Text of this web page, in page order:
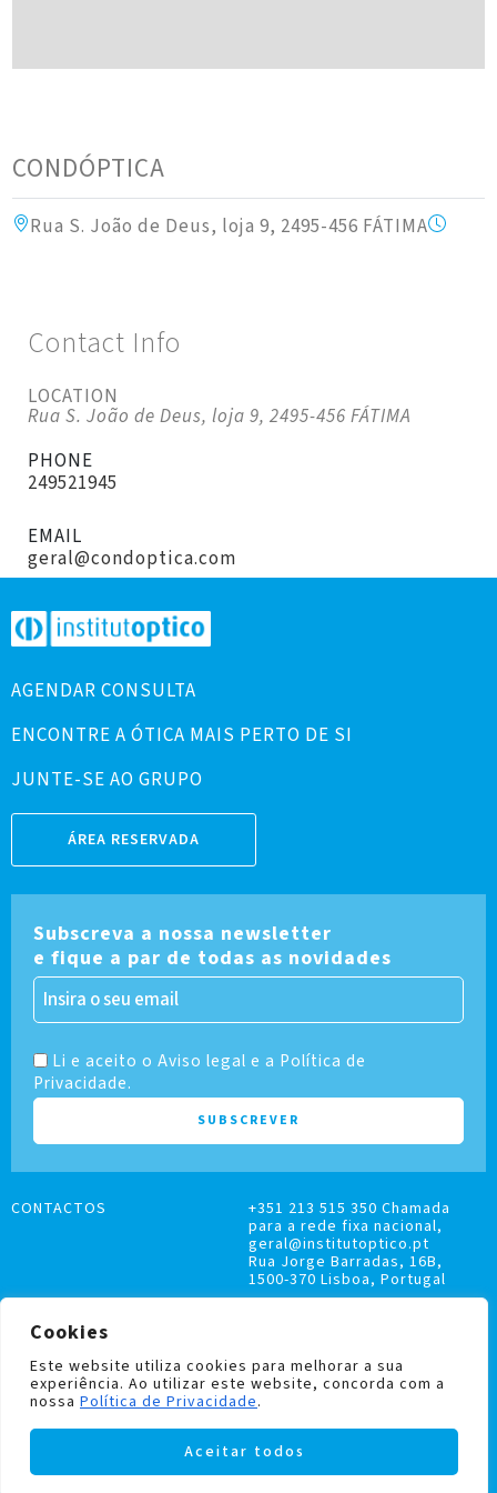
Cookies
Este website utiliza cookies para melhorar a sua
experiência. Ao utilizar este website, concorda com a
nossa Política de Privacidade.
Aceitar todos
CONDÓPTICA
Rua S. João de Deus, loja 9, 2495-456 FÁTIMA
Contact Info
LOCATION
Rua S. João de Deus, loja 9, 2495-456 FÁTIMA
PHONE
249521945
EMAIL
geral@condoptica.com
AGENDAR CONSULTA
ENCONTRE A ÓTICA MAIS PERTO DE SI
JUNTE-SE AO GRUPO
ÁREA RESERVADA
Subscreva a nossa newsletter
e fique a par de todas as novidades
Li e aceito o Aviso legal e a Política de
Privacidade.
LIVRO DE RECLAMAÇÕES
POLÍTICA DE PRIVACIDADE E COOKIES
CONTACTOS
+351 213 515 350 Chamada
para a rede fixa nacional,
geral@institutoptico.pt
Rua Jorge Barradas, 16B,
1500-370 Lisboa, Portugal